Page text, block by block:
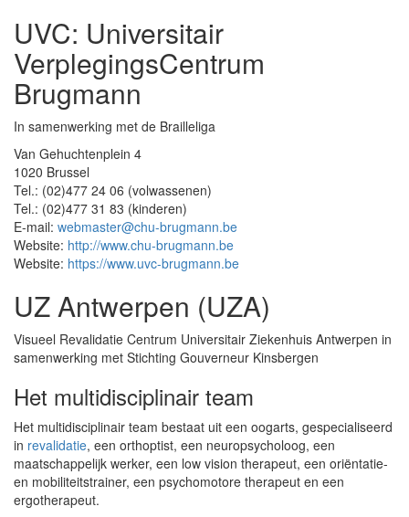
UVC: Universitair
VerplegingsCentrum
Brugmann
In samenwerking met de Brailleliga
Van Gehuchtenplein 4
1020 Brussel
Tel.: (02)477 24 06 (volwassenen)
Tel.: (02)477 31 83 (kinderen)
E-mail: webmaster@chu-brugmann.be
Website: http://www.chu-brugmann.be
Website: https://www.uvc-brugmann.be
UZ Antwerpen (UZA)
Visueel Revalidatie Centrum Universitair Ziekenhuis Antwerpen in
samenwerking met Stichting Gouverneur Kinsbergen
Het multidisciplinair team
Het multidisciplinair team bestaat uit een oogarts, gespecialiseerd
in revalidatie, een orthoptist, een neuropsycholoog, een
maatschappelijk werker, een low vision therapeut, een oriëntatie-
en mobiliteitstrainer, een psychomotore therapeut en een
ergotherapeut.